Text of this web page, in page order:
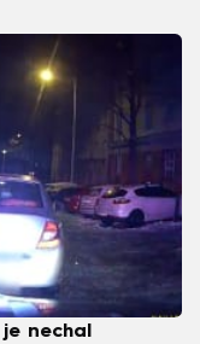
nechal